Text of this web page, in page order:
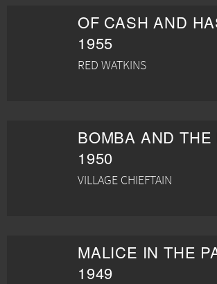
OF CASH AND
1955
RED WATKINS
1950
VILLAGE CHIEFTAIN
MALICE IN THE
1949